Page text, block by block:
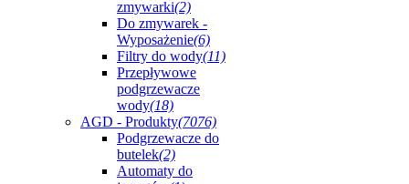
zmywarki(2)
Do zmywarek -
Wyposażenie(6)
Filtry do wody(11)
Przepływowe
podgrzewacze
wody(18)
AGD - Produkty(7076)
Podgrzewacze do
butelek(2)
Automaty do